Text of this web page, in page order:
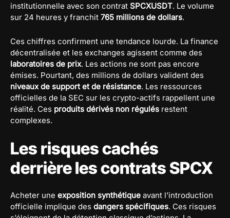
institutionnelle avec son contrat SPCXUSDT. Le volume
sur 24 heures y franchit 765 millions de dollars.
Ces chiffres confirment une tendance lourde. La finance
décentralisée et les exchanges agissent comme des
laboratoires de prix. Les actions ne sont pas encore
émises. Pourtant, des millions de dollars valident des
niveaux de support et de résistance. Les ressources
officielles de la SEC sur les crypto-actifs rappellent une
réalité. Ces produits dérivés non régulés restent
complexes.
Les risques cachés
derrière les contrats SPCX
Acheter une exposition synthétique avant l’introduction
officielle implique des dangers spécifiques. Ces risques